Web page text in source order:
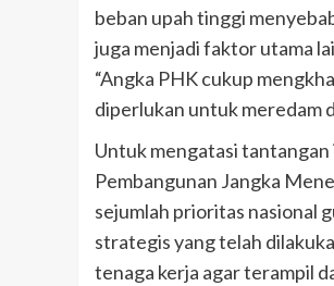
beban upah tinggi
juga menjadi faktor utama
“Angka PHK cukup
diperlukan untuk meredam
Untuk mengatasi tantangan
Pembangunan Jangka
sejumlah prioritas nasional
strategis yang telah
tenaga kerja agar terampil